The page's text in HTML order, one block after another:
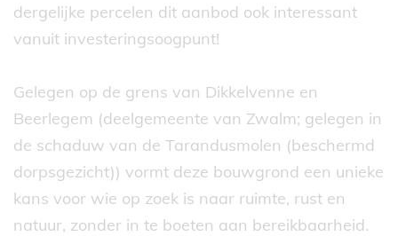
dergelijke percelen dit aanbod ook interessant
vanuit investeringsoogpunt!
Gelegen op de grens van Dikkelvenne en
Beerlegem (deelgemeente van Zwalm; gelegen in
de schaduw van de Tarandusmolen (beschermd
dorpsgezicht)) vormt deze bouwgrond een unieke
kans voor wie op zoek is naar ruimte, rust en
natuur, zonder in te boeten aan bereikbaarheid.